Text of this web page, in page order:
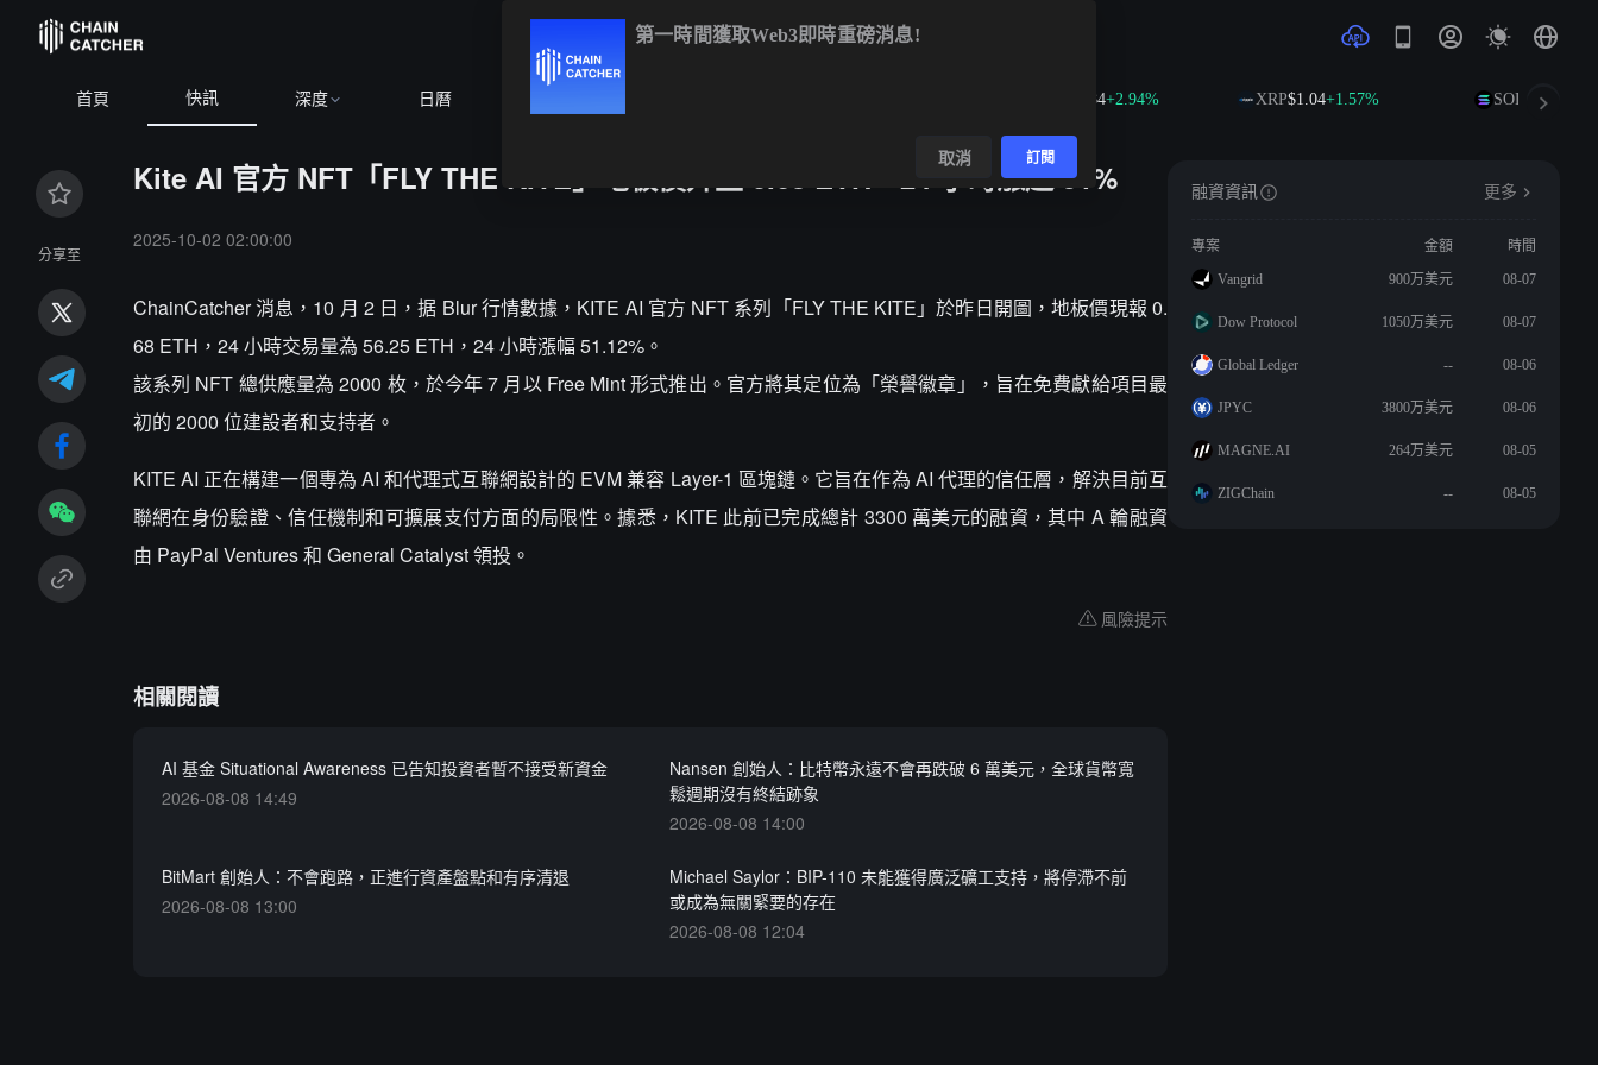
首頁 快訊 深度 日曆 $608.84+2.94% XRP$1.04+1.57% SOL $75.98
分享至
Kite AI 官方 NFT「FLY THE KITE」地板價升至 0.68 ETH，24 小時漲超 51%
2025-10-02 02:00:00
ChainCatcher 消息，10 月 2 日，据 Blur 行情數據，KITE AI 官方 NFT 系列「FLY THE KITE」於昨日開圖，地板價現報 0.
68 ETH，24 小時交易量為 56.25 ETH，24 小時漲幅 51.12%。
該系列 NFT 總供應量為 2000 枚，於今年 7 月以 Free Mint 形式推出。官方將其定位為「榮譽徽章」，旨在免費獻給項目最
初的 2000 位建設者和支持者。
KITE AI 正在構建一個專為 AI 和代理式互聯網設計的 EVM 兼容 Layer-1 區塊鏈。它旨在作為 AI 代理的信任層，解決目前互
聯網在身份驗證、信任機制和可擴展支付方面的局限性。據悉，KITE 此前已完成總計 3300 萬美元的融資，其中 A 輪融資
由 PayPal Ventures 和 General Catalyst 領投。
風險提示
相關閱讀
AI 基金 Situational Awareness 已告知投資者暫不接受新資金
2026-08-08 14:49
Nansen 創始人：比特幣永遠不會再跌破 6 萬美元，全球貨幣寬
鬆週期沒有終結跡象
2026-08-08 14:00
BitMart 創始人：不會跑路，正進行資產盤點和有序清退
2026-08-08 13:00
Michael Saylor：BIP-110 未能獲得廣泛礦工支持，將停滯不前
或成為無關緊要的存在
2026-08-08 12:04
融資資訊 更多
專案 金額
時間
Vangrid
900万美元 08-07
Dow Protocol 1050万美元 08-07
Global Ledger -- 08-06
JPYC 3800万美元 08-06
MAGNE.AI 264万美元 08-05
ZIGChain -- 08-05
第一時間獲取Web3即時重磅消息!
取消 訂閱